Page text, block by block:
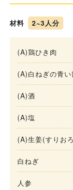
材料 2~3人分
(A)鶏ひき肉
(A)白ねぎの青い
(A)酒
(A)塩
(A)生姜(すりお
白ねぎ
人参